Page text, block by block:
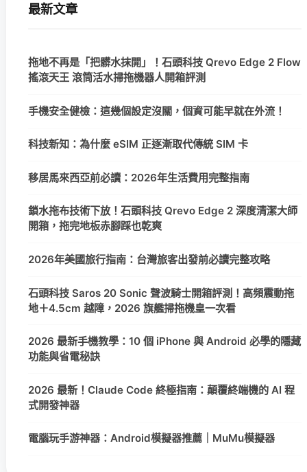
最新文章
拖地不再是「把髒水抹開」！石頭科技 Qrevo Edge 2 Flow
搖滾天王 滾筒活水掃拖機器人開箱評測
手機安全健檢：這幾個設定沒關，個資可能早就在外流！
科技新知：為什麼 eSIM 正逐漸取代傳統 SIM 卡
移居馬來西亞前必讀：2026年生活費用完整指南
鎖水拖布技術下放！石頭科技 Qrevo Edge 2 深度清潔大師
開箱，拖完地板赤腳踩也乾爽
2026年美國旅行指南：台灣旅客出發前必讀完整攻略
石頭科技 Saros 20 Sonic 聲波騎士開箱評測！高頻震動拖
地＋4.5cm 越障，2026 旗艦掃拖機皇一次看
2026 最新手機教學：10 個 iPhone 與 Android 必學的隱藏
功能與省電秘訣
2026 最新！Claude Code 終極指南：顛覆終端機的 AI 程
式開發神器
電腦玩手游神器：Android模擬器推薦｜MuMu模擬器